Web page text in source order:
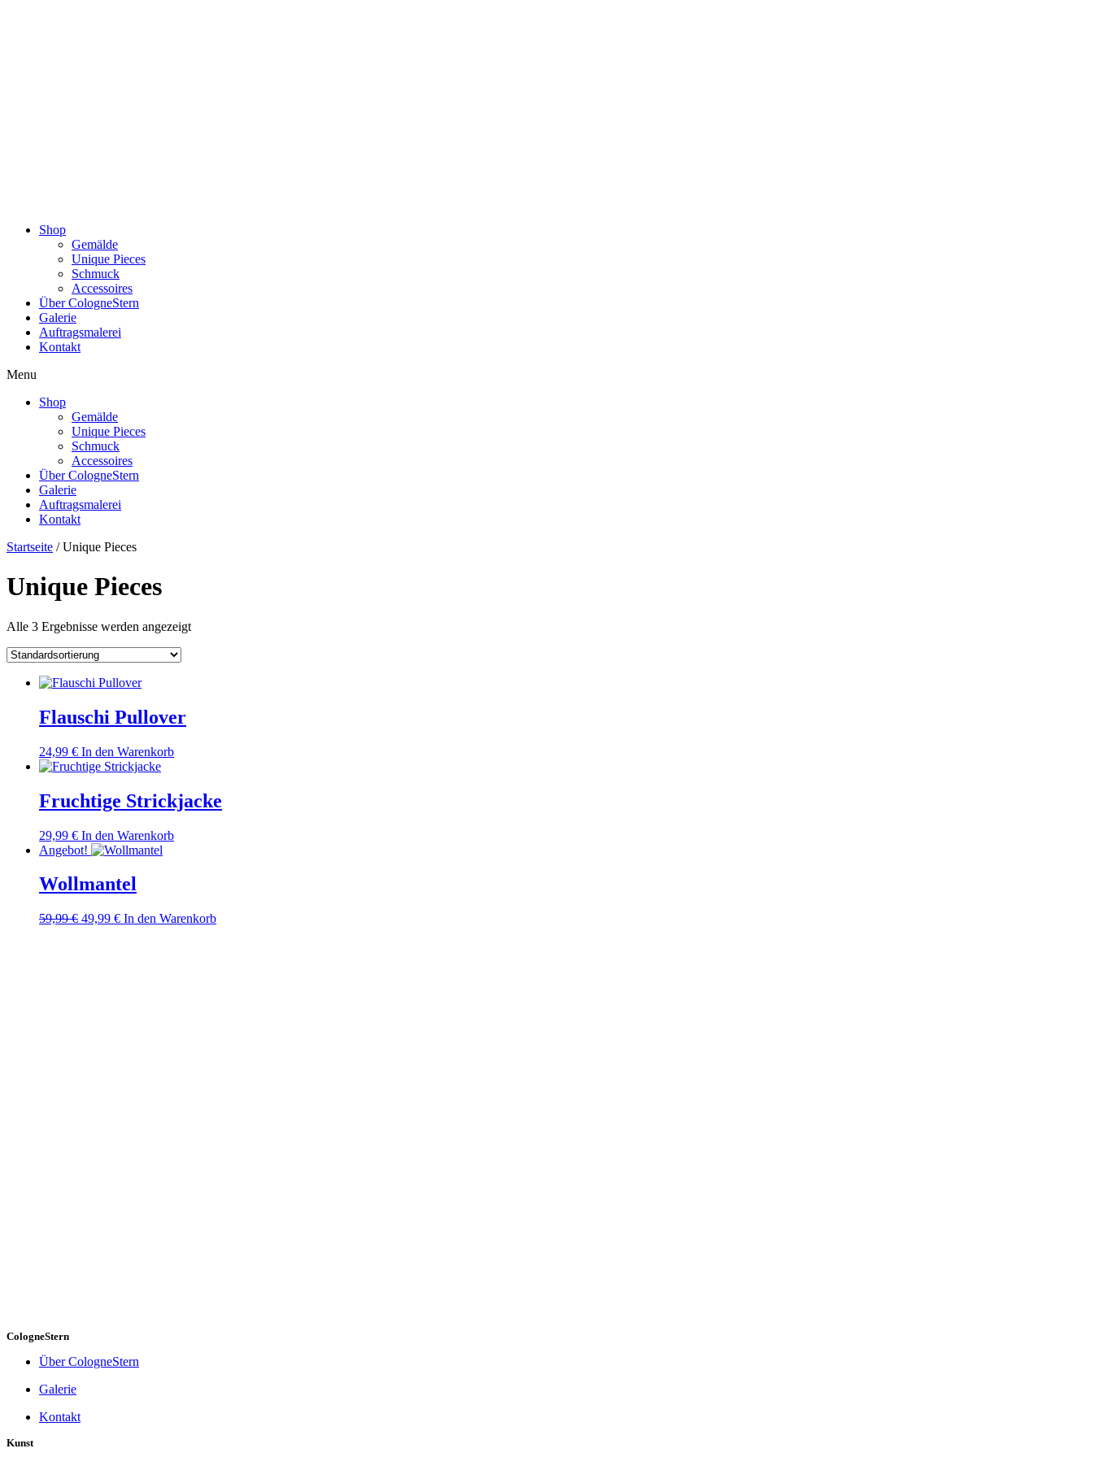
Shop
Gemälde
Unique Pieces
Schmuck
Accessoires
Über CologneStern
Galerie
Auftragsmalerei
Kontakt
Menu
Shop
Gemälde
Unique Pieces
Schmuck
Accessoires
Über CologneStern
Galerie
Auftragsmalerei
Kontakt
Startseite / Unique Pieces
Unique Pieces
Alle 3 Ergebnisse werden angezeigt
Flauschi Pullover
24,99 € In den Warenkorb
Fruchtige Strickjacke
29,99 € In den Warenkorb
Angebot!
Wollmantel
59,99€ Ursprünglicher
49,99 €Aktueller
In den Warenkorb
CologneStern
Über CologneStern
Galerie
Kontakt
Kunst